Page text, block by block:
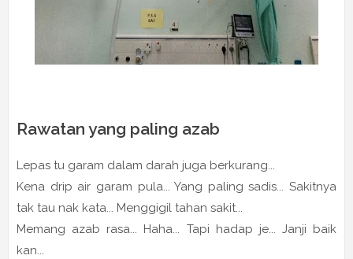
Rawatan yang paling azab
Lepas tu garam dalam darah juga berkurang...
Kena drip air garam pula... Yang paling sadis... Sakitnya
tak tau nak kata... Menggigil tahan sakit...
Memang azab rasa... Haha... Tapi hadap je... Janji baik
kan...